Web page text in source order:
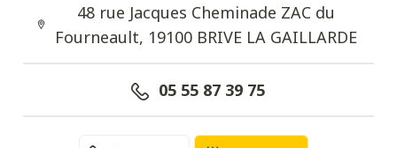
48 rue Jacques Cheminade ZAC du
Fourneault, 19100 BRIVE LA GAILLARDE
05 55 87 39 75